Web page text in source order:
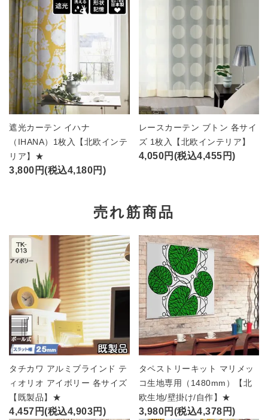
遮光カーテン イハナ
（IHANA）1枚入【北欧インテ
リア】★
3,800円(税込4,180円)
レースカーテン ブトン 各サイ
ズ 1枚入【北欧インテリア】
4,050円(税込4,455円)
売れ筋商品
タチカワ アルミブラインド テ
ィオリオ アイボリー 各サイズ
【既製品】★
4,457円(税込4,903円)
タペストリーキット マリメッ
コ生地専用（1480mm）【北
欧生地/壁掛け/自作】★
3,980円(税込4,378円)